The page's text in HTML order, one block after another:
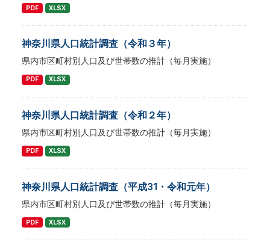
PDF XLSX
神奈川県人口統計調査（令和３年）
県内市区町村別人口及び世帯数の推計（毎月実施）
PDF XLSX
神奈川県人口統計調査（令和２年）
県内市区町村別人口及び世帯数の推計（毎月実施）
PDF XLSX
神奈川県人口統計調査（平成31・令和元年）
県内市区町村別人口及び世帯数の推計（毎月実施）
PDF XLSX